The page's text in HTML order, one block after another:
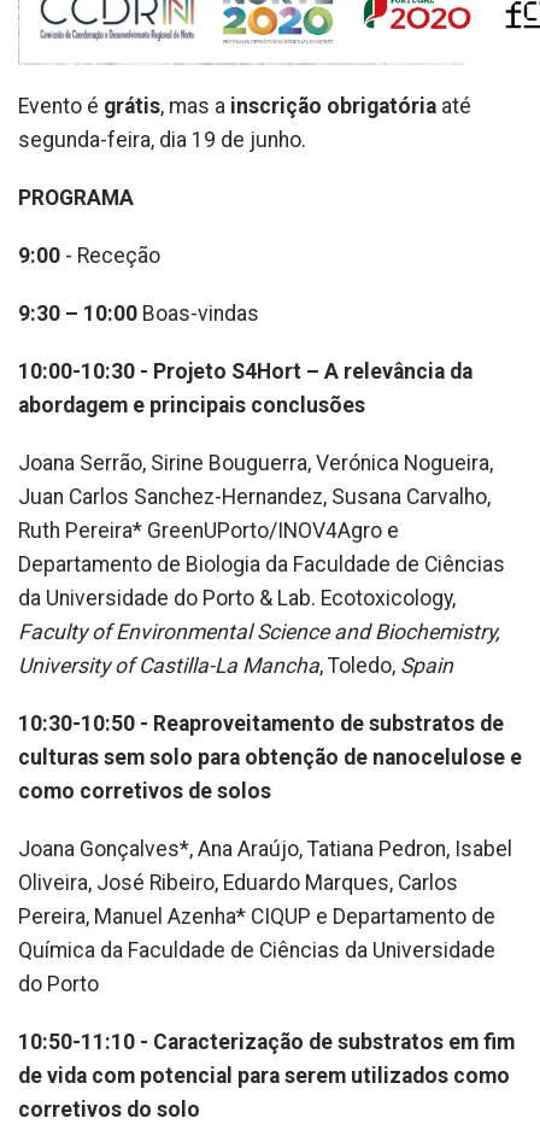
Evento é grátis, mas a inscrição obrigatória até
segunda-feira, dia 19 de junho.
PROGRAMA
9:00 - Receção
9:30 – 10:00 Boas-vindas
10:00-10:30 - Projeto S4Hort – A relevância da
abordagem e principais conclusões
Joana Serrão, Sirine Bouguerra, Verónica Nogueira,
Juan Carlos Sanchez-Hernandez, Susana Carvalho,
Ruth Pereira* GreenUPorto/INOV4Agro e
Departamento de Biologia da Faculdade de Ciências
da Universidade do Porto & Lab. Ecotoxicology,
Faculty of Environmental Science and Biochemistry,
University of Castilla-La Mancha, Toledo, Spain
10:30-10:50 - Reaproveitamento de substratos de
culturas sem solo para obtenção de nanocelulose e
como corretivos de solos
Joana Gonçalves*, Ana Araújo, Tatiana Pedron, Isabel
Oliveira, José Ribeiro, Eduardo Marques, Carlos
Pereira, Manuel Azenha* CIQUP e Departamento de
Química da Faculdade de Ciências da Universidade
do Porto
10:50-11:10 - Caracterização de substratos em fim
de vida com potencial para serem utilizados como
corretivos do solo